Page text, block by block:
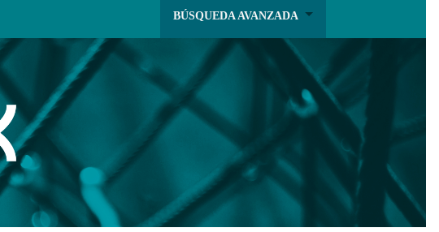
BÚSQUEDA AVANZADA